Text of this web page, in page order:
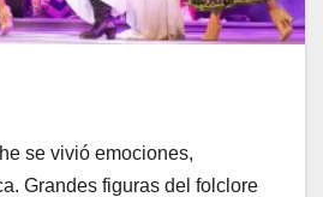
se vivió emociones,
Grandes figuras del folclore